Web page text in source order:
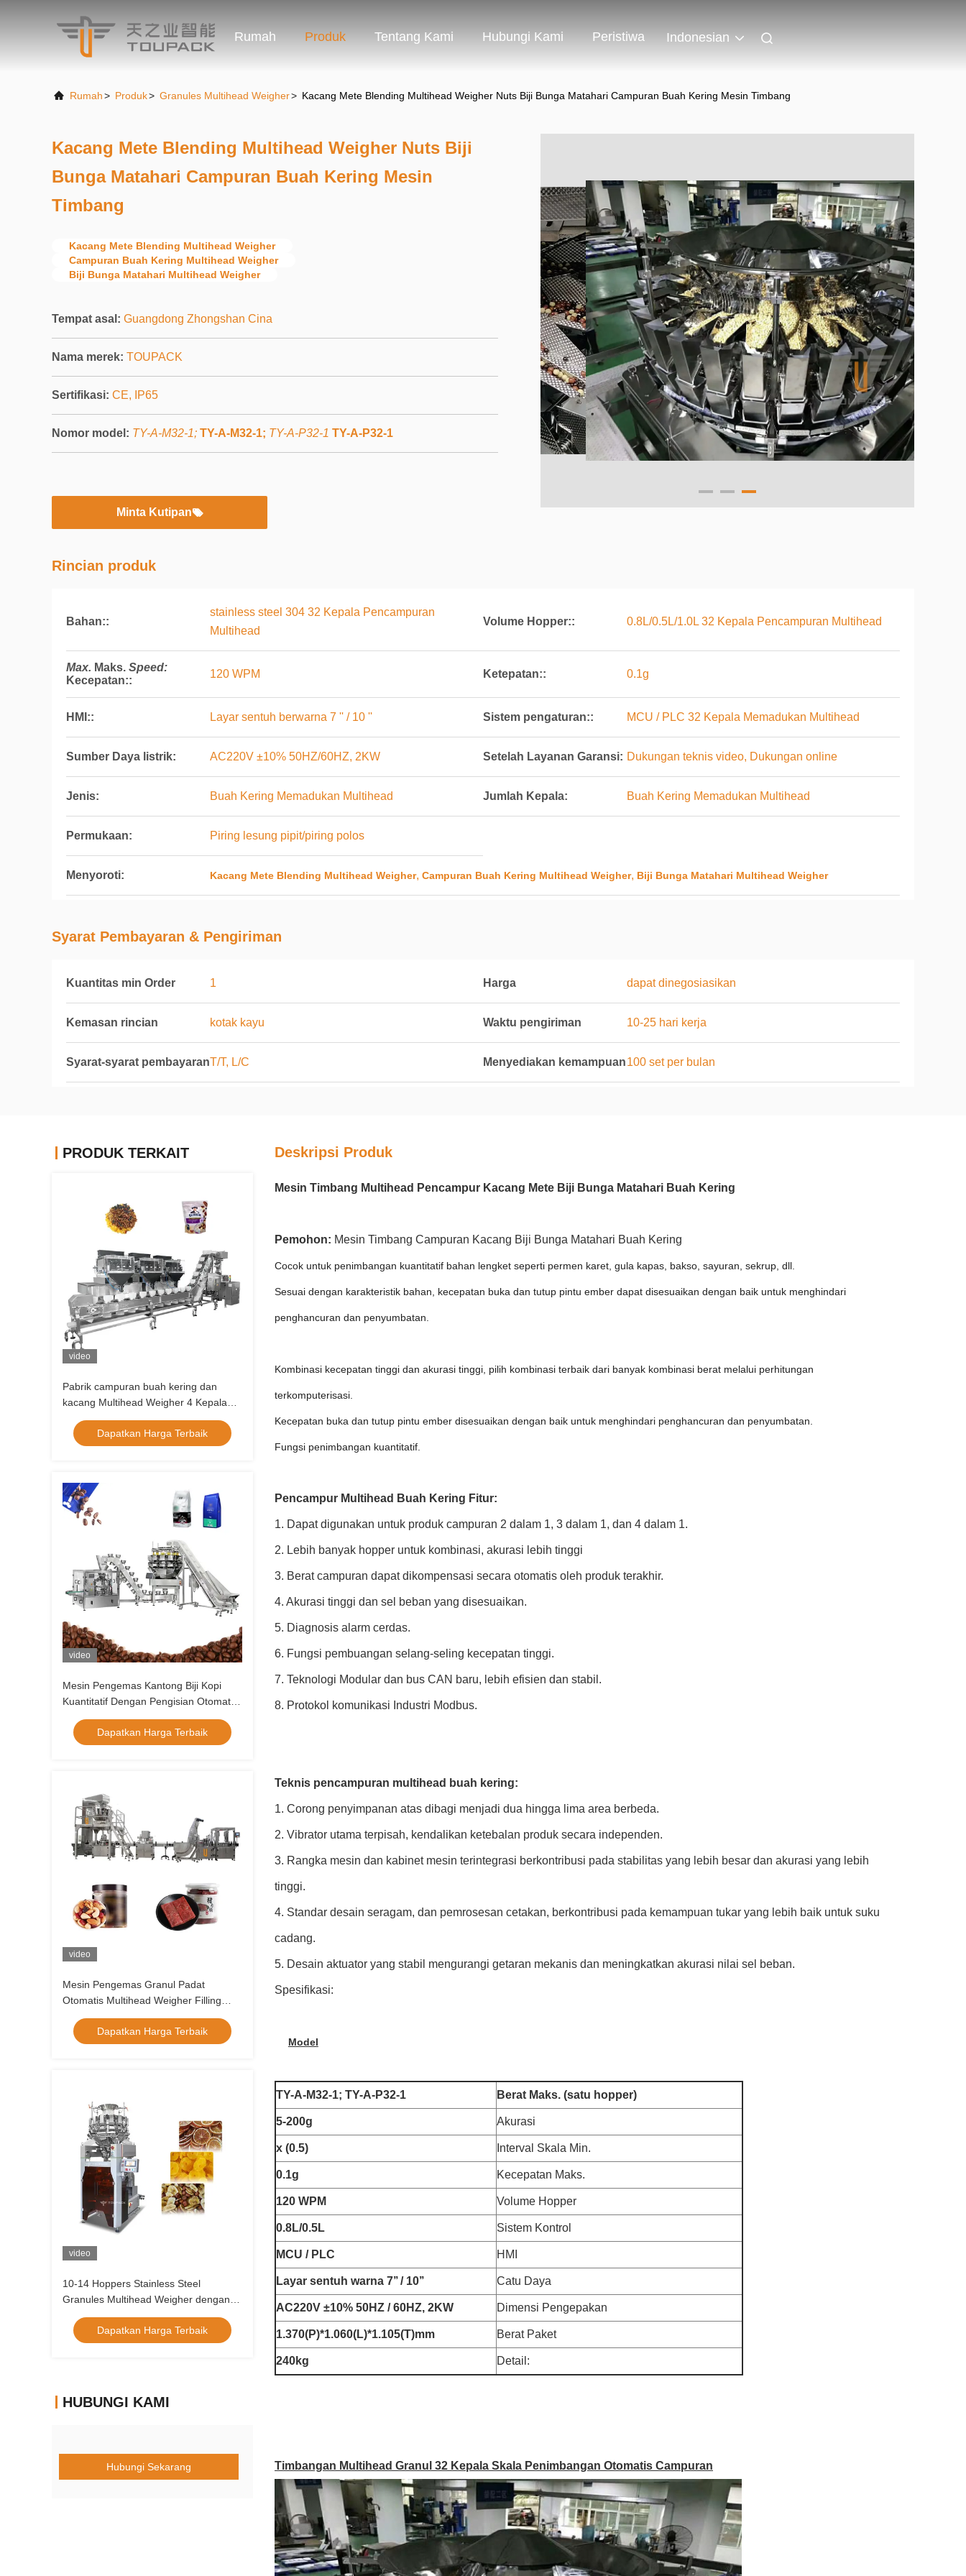
Rumah Produk Tentang Kami Hubungi Kami Peristiwa Indonesian
Rumah> Produk> Granules Multihead Weigher> Kacang Mete Blending Multihead Weigher Nuts Biji Bunga Matahari Campuran Buah Kering Mesin Timbang
Kacang Mete Blending Multihead Weigher Nuts Biji
Bunga Matahari Campuran Buah Kering Mesin
Timbang
Kacang Mete Blending Multihead Weigher
Campuran Buah Kering Multihead Weigher
Biji Bunga Matahari Multihead Weigher
Tempat asal: Guangdong Zhongshan Cina
Nama merek: TOUPACK
Sertifikasi: CE, IP65
Nomor model: TY-A-M32-1; TY-A-M32-1; TY-A-P32-1 TY-A-P32-1
Minta Kutipan
Rincian produk
Bahan::
stainless steel 304 32 Kepala Pencampuran
Multihead
Volume Hopper:: 0.8L/0.5L/1.0L 32 Kepala Pencampuran Multihead
Max. Maks. Speed:
Kecepatan::
120 WPM Ketepatan:: 0.1g
HMI:: Layar sentuh berwarna 7 '' / 10 '' Sistem pengaturan:: MCU / PLC 32 Kepala Memadukan Multihead
Sumber Daya listrik: AC220V ±10% 50HZ/60HZ, 2KW Setelah Layanan Garansi: Dukungan teknis video, Dukungan online
Jenis: Buah Kering Memadukan Multihead Jumlah Kepala: Buah Kering Memadukan Multihead
Permukaan: Piring lesung pipit/piring polos
Menyoroti: Kacang Mete Blending Multihead Weigher, Campuran Buah Kering Multihead Weigher, Biji Bunga Matahari Multihead Weigher
Syarat Pembayaran & Pengiriman
Kuantitas min Order 1 Harga dapat dinegosiasikan
Kemasan rincian kotak kayu Waktu pengiriman 10-25 hari kerja
Syarat-syarat pembayaranT/T, L/C Menyediakan kemampuan100 set per bulan
PRODUK TERKAIT
video
Pabrik campuran buah kering dan
kacang Multihead Weigher 4 Kepala
Linear Weigher Vffs Packing Machine
Zip Bag Packing Machine
Dapatkan Harga Terbaik
video
Mesin Pengemas Kantong Biji Kopi
Kuantitatif Dengan Pengisian Otomatis
14 Kepala Multihead Weigher
Dapatkan Harga Terbaik
video
Mesin Pengemas Granul Padat
Otomatis Multihead Weigher Filling
System OEM
Dapatkan Harga Terbaik
video
10-14 Hoppers Stainless Steel
Granules Multihead Weigher dengan
Sistem Tampilan Layar Sentuh
Dapatkan Harga Terbaik
HUBUNGI KAMI
Hubungi Sekarang
Deskripsi Produk
Mesin Timbang Multihead Pencampur Kacang Mete Biji Bunga Matahari Buah Kering
Pemohon: Mesin Timbang Campuran Kacang Biji Bunga Matahari Buah Kering
Cocok untuk penimbangan kuantitatif bahan lengket seperti permen karet, gula kapas, bakso, sayuran, sekrup, dll.
Sesuai dengan karakteristik bahan, kecepatan buka dan tutup pintu ember dapat disesuaikan dengan baik untuk menghindari
penghancuran dan penyumbatan.
Kombinasi kecepatan tinggi dan akurasi tinggi, pilih kombinasi terbaik dari banyak kombinasi berat melalui perhitungan
terkomputerisasi.
Kecepatan buka dan tutup pintu ember disesuaikan dengan baik untuk menghindari penghancuran dan penyumbatan.
Fungsi penimbangan kuantitatif.
Pencampur Multihead Buah Kering Fitur:
1. Dapat digunakan untuk produk campuran 2 dalam 1, 3 dalam 1, dan 4 dalam 1.
2. Lebih banyak hopper untuk kombinasi, akurasi lebih tinggi
3. Berat campuran dapat dikompensasi secara otomatis oleh produk terakhir.
4. Akurasi tinggi dan sel beban yang disesuaikan.
5. Diagnosis alarm cerdas.
6. Fungsi pembuangan selang-seling kecepatan tinggi.
7. Teknologi Modular dan bus CAN baru, lebih efisien dan stabil.
8. Protokol komunikasi Industri Modbus.
Teknis pencampuran multihead buah kering:
1. Corong penyimpanan atas dibagi menjadi dua hingga lima area berbeda.
2. Vibrator utama terpisah, kendalikan ketebalan produk secara independen.
3. Rangka mesin dan kabinet mesin terintegrasi berkontribusi pada stabilitas yang lebih besar dan akurasi yang lebih
tinggi.
4. Standar desain seragam, dan pemrosesan cetakan, berkontribusi pada kemampuan tukar yang lebih baik untuk suku
cadang.
5. Desain aktuator yang stabil mengurangi getaran mekanis dan meningkatkan akurasi nilai sel beban.
Spesifikasi:
Model
TY-A-M32-1; TY-A-P32-1 Berat Maks. (satu hopper)
5-200g Akurasi
x (0.5) Interval Skala Min.
0.1g Kecepatan Maks.
120 WPM Volume Hopper
0.8L/0.5L Sistem Kontrol
MCU / PLC HMI
Layar sentuh warna 7’’ / 10’’ Catu Daya
AC220V ±10% 50HZ / 60HZ, 2KW Dimensi Pengepakan
1.370(P)*1.060(L)*1.105(T)mm Berat Paket
240kg Detail:
Timbangan Multihead Granul 32 Kepala Skala Penimbangan Otomatis Campuran